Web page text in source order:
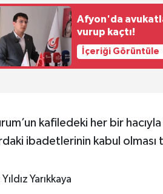
Afyon'da
vurup kaçtı!
İçeriği Görüntüle
kafiledeki her bir
ibadetlerinin kabul
Yıldız Yarıkkaya